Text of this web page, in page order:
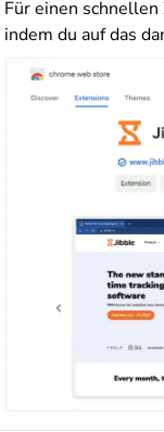
Für einen
indem du auf das